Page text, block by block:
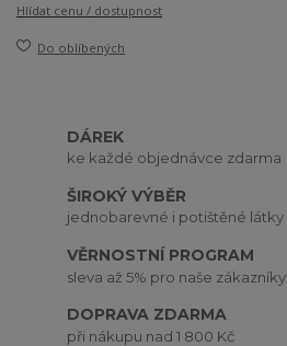
Hlídat cenu / dostupnost
Do oblíbených
DÁREK
ke každé objednávce zdarma
ŠIROKÝ VÝBĚR
jednobarevné i potištěné látky
VĚRNOSTNÍ PROGRAM
sleva až 5% pro naše zákazníky
DOPRAVA ZDARMA
při nákupu nad 1 800 Kč